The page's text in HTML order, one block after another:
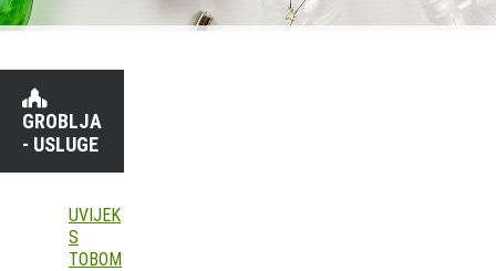
GROBLJA
- USLUGE
UVIJEK
S
TOBOM